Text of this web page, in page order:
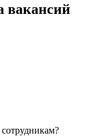
вакансий